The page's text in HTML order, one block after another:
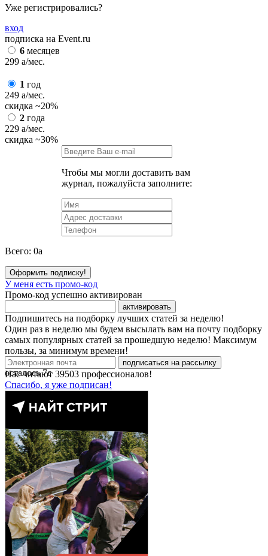
Уже регистрировались?
вход
подписка на Event.ru
6 месяцев
299 a/мес.
1 год
249 a/мес.
скидка ~20%
2 года
229 a/мес.
скидка ~30%
Чтобы мы могли доставить вам
журнал, пожалуйста заполните:
Всего: 0a
Оформить подписку!
У меня есть промо-код
Промо-код успешно активирован
активировать
Подпишитесь на подборку лучших статей за неделю!
Один раз в неделю мы будем высылать вам на почту подборку
самых популярных статей за прошедшую неделю! Максимум
пользы, за минимум времени!
подписаться на рассылку
Нас читают 39503 профессионалов!
Спасибо, я уже подписан!
осталось7с